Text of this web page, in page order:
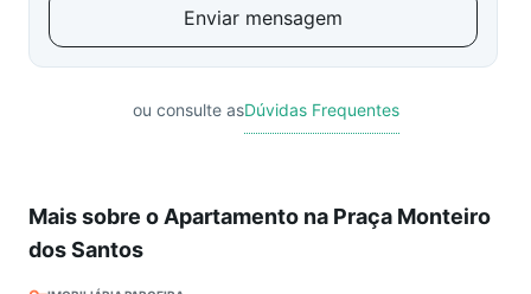
Enviar mensagem
ou consulte asDúvidas Frequentes
Mais sobre o Apartamento na Praça Monteiro
dos Santos